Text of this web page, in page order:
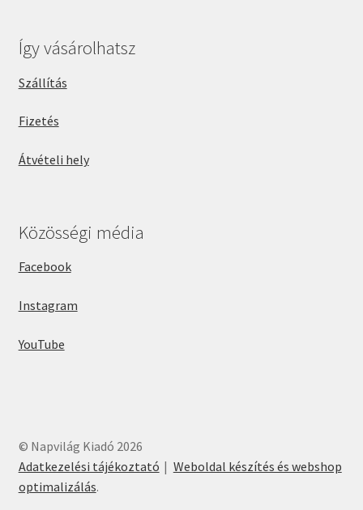
Így vásárolhatsz
Szállítás
Fizetés
Átvételi hely
Közösségi média
Facebook
Instagram
YouTube
© Napvilág Kiadó 2026
Adatkezelési tájékoztató
Weboldal készítés és webshop
optimalizálás.